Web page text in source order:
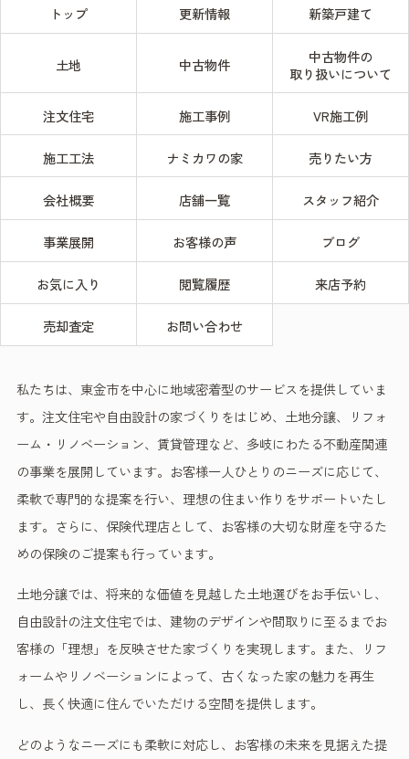
トップ 更新情報 新築戸建て
土地 中古物件
中古物件の
取り扱いについて
注文住宅 施工事例 VR施工例
施工工法 ナミカワの家 売りたい方
会社概要 店舗一覧 スタッフ紹介
事業展開 お客様の声 ブログ
お気に入り 閲覧履歴 来店予約
売却査定 お問い合わせ
私たちは、東金市を中心に地域密着型のサービスを提供していま
す。注文住宅や自由設計の家づくりをはじめ、土地分譲、リフォ
ーム・リノベーション、賃貸管理など、多岐にわたる不動産関連
の事業を展開しています。お客様一人ひとりのニーズに応じて、
柔軟で専門的な提案を行い、理想の住まい作りをサポートいたし
ます。さらに、保険代理店として、お客様の大切な財産を守るた
めの保険のご提案も行っています。
土地分譲では、将来的な価値を見越した土地選びをお手伝いし、
自由設計の注文住宅では、建物のデザインや間取りに至るまでお
客様の「理想」を反映させた家づくりを実現します。また、リフ
ォームやリノベーションによって、古くなった家の魅力を再生
し、長く快適に住んでいただける空間を提供します。
どのようなニーズにも柔軟に対応し、お客様の未来を見据えた提